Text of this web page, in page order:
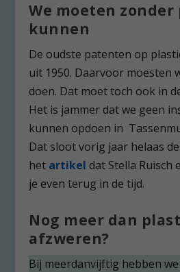
We moeten
kunnen
De oudste patenten op
uit 1950. Daarvoor moesten
doen. Dat moet toch ook in
Het is jammer dat we geen
kunnen opdoen in
Dat sloot vorig jaar helaas
het artikel dat Stella Ruisch
je even terug in de tijd.
Nog meer dan
afzweren?
Bij meerdanvijftig hebben